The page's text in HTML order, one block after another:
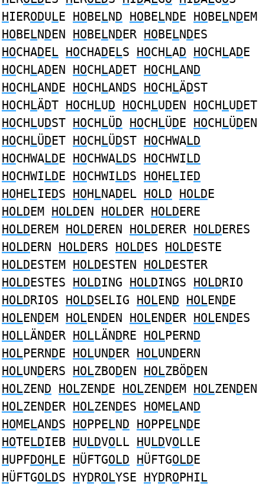
HIERODULE HOBELND HOBELNDE HOBELNDEM
HOBELNDEN HOBELNDER HOBELNDES
HOCHADEL HOCHADELS HOCHLAD HOCHLADE
HOCHLADEN HOCHLADET HOCHLAND
HOCHLANDE HOCHLANDS HOCHLÄDST
HOCHLÄDT HOCHLUD HOCHLUDEN HOCHLUDET
HOCHLUDST HOCHLÜD HOCHLÜDE HOCHLÜDEN
HOCHLÜDET HOCHLÜDST HOCHWALD
HOCHWALDE HOCHWALDS HOCHWILD
HOCHWILDE HOCHWILDS HOHELIED
HOHELIEDS HOHLNADEL HOLD HOLDE
HOLDEM HOLDEN HOLDER HOLDERE
HOLDEREM HOLDEREN HOLDERER HOLDERES
HOLDERN HOLDERS HOLDES HOLDESTE
HOLDESTEM HOLDESTEN HOLDESTER
HOLDESTES HOLDING HOLDINGS HOLDRIO
HOLDRIOS HOLDSELIG HOLEND HOLENDE
HOLENDEM HOLENDEN HOLENDER HOLENDES
HOLLÄNDER HOLLÄNDRE HOLPERND
HOLPERNDE HOLUNDER HOLUNDERN
HOLUNDERS HOLZBODEN HOLZBÖDEN
HOLZEND HOLZENDE HOLZENDEM HOLZENDEN
HOLZENDER HOLZENDES HOMELAND
HOMELANDS HOPPELND HOPPELNDE
HOTELDIEB HULDVOLL HULDVOLLE
HUPFDOHLE HÜFTGOLD HÜFTGOLDE
HÜFTGOLDS HYDROLYSE HYDROPHIL